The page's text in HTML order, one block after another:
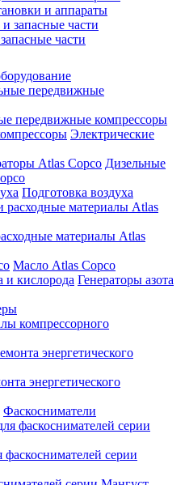
и аппараты
части
передвижные компрессоры
Электрические
Дизельные
Подготовка воздуха
материалы Atlas
Масло Atlas Copco
Генераторы азота
компрессорного
энергетического
Фаскосниматели
фаскоснимателей серии